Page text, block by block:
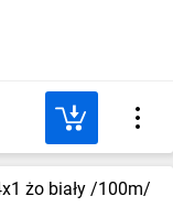
żo biały /100m/